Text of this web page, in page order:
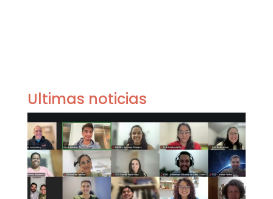
Ultimas noticias